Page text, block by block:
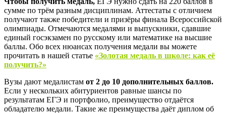
сумме по трём разным дисциплинам. Аттестаты с отличием
получают также победители и призёры финала Всероссийской
олимпиады. Отмечаются медалями и выпускники, сдавшие
единый госэкзамен по русскому или математике на высшие
баллы. Обо всех нюансах получения медали вы можете
прочитать в нашей статье «Золотая медаль в школе: как её
получить?»
Вузы дают медалистам от 2 до 10 дополнительных баллов.
Если у нескольких абитуриентов равные шансы по
результатам ЕГЭ и портфолио, преимущество отдаётся
обладателю медали. Такие же преимущества даёт диплом об